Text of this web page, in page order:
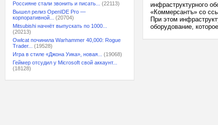
Россияне стали звонить и писать...
(22113)
Вышел релиз OpenIDE Pro —
корпоративной...
(20704)
Mitsubishi начнёт выпускать по 1000...
(20213)
Owlcat починила Warhammer 40,000: Rogue
Trader...
(19528)
Игра в стиле «Джона Уика», новая...
(19068)
Геймер отсудил у Microsoft свой аккаунт...
(18128)
инфраструктурного
«Коммерсантъ» со
При этом
оборудование,